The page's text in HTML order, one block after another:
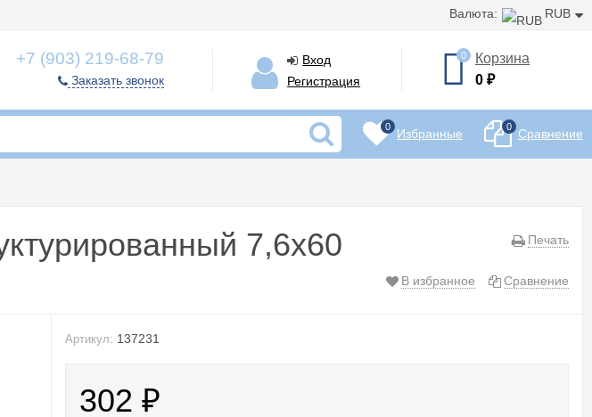
Валюта: RUB
+7 (903) 219-68-79
Заказать звонок
Вход
Регистрация
0
Корзина
0 ₽
0 Избранные 0 Сравнение
Печать
7,6x60
В избранное Сравнение
Артикул: 137231
302₽